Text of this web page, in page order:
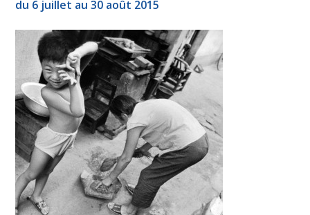
du 6 juillet au 30 août 2015